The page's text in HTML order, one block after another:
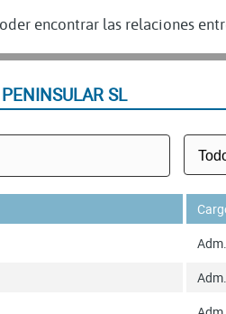
COCHETERAPIA
PROPERTIES SL
encontrar las relaciones
SL